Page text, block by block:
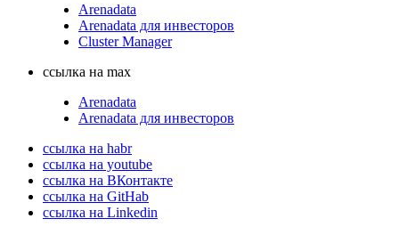
Arenadata
Arenadata для инвесторов
Cluster Manager
ссылка на max
Arenadata
Arenadata для инвесторов
ссылка на habr
ссылка на youtube
ссылка на ВКонтакте
ссылка на GitHab
ссылка на Linkedin